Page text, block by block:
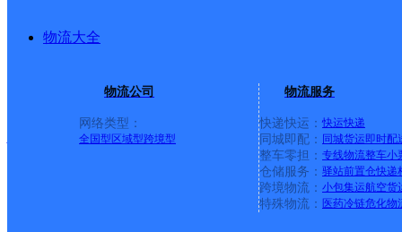
物流大全
物流公司
网络类型：
全国型 区域型跨境型
物流服务
快递快运： 快运快递
同城即配： 同城货运即时配
整车零担： 专线物流整车小
仓储服务： 驿站前置仓快递
跨境物流： 小包集运航空货
特殊物流： 医药冷链危化物
济开发区明泰路5号
福建泉州公司明泰路吉
更多号码地址